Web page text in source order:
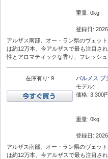
重量: 0kg
登録日:
アルザス南部、オー・ラン県のヴェッ
は約12万本。今アルザスで最も注目さ
性とアロマティックな香り、フレッシ
在庫有り: 9
バルメス
モデル:
価格: 3,300
重量: 0kg
登録日:
アルザス南部、オー・ラン県のヴェッ
は約12万本。今アルザスで最も注目さ